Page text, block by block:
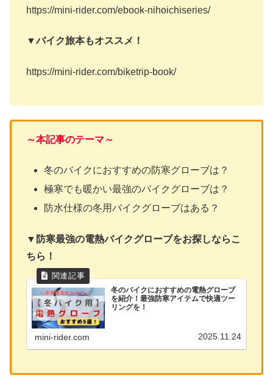
https://mini-rider.com/ebook-nihoichiseries/
▼バイク旅本もオススメ！
https://mini-rider.com/biketrip-book/
～本記事のテーマ～
冬のバイクにおすすめの防寒グローブは？
極寒でも暖かい最強のバイクグローブは？
防水仕様の冬用バイクグローブはある？
▼防寒最強の電熱バイクグローブをお探しならこ
ちら！
冬のバイクにおすすめの電熱グローブ
を紹介！最強防寒アイテムで快適ツー
リングを！
mini-rider.com 2025.11.24